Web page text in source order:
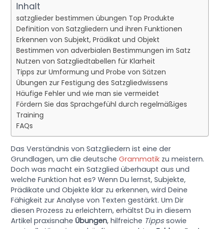
Inhalt
satzglieder bestimmen übungen Top Produkte
Definition von Satzgliedern und ihren Funktionen
Erkennen von Subjekt, Prädikat und Objekt
Bestimmen von adverbialen Bestimmungen im Satz
Nutzen von Satzgliedtabellen für Klarheit
Tipps zur Umformung und Probe von Sätzen
Übungen zur Festigung des Satzgliedwissens
Häufige Fehler und wie man sie vermeidet
Fördern Sie das Sprachgefühl durch regelmäßiges
Training
FAQs
Das Verständnis von Satzgliedern ist eine der
Grundlagen, um die deutscheGrammatik zu meistern.
Doch was macht ein Satzglied überhaupt aus und
welche Funktion hat es? Wenn Du lernst, Subjekte,
Prädikate und Objekte klar zu erkennen, wird Deine
Fähigkeit zur Analyse von Texten gestärkt. Um Dir
diesen Prozess zu erleichtern, erhältst Du in diesem
Artikel praxisnaheÜbungen, hilfreiche Tippssowie